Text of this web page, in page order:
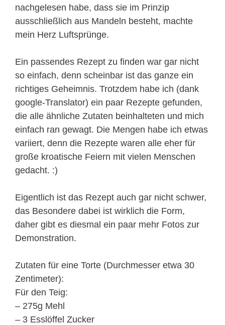
nachgelesen habe, dass sie im Prinzip
ausschließlich aus Mandeln besteht, machte
mein Herz Luftsprünge.
Ein passendes Rezept zu finden war gar nicht
so einfach, denn scheinbar ist das ganze ein
richtiges Geheimnis. Trotzdem habe ich (dank
google-Translator) ein paar Rezepte gefunden,
die alle ähnliche Zutaten beinhalteten und mich
einfach ran gewagt. Die Mengen habe ich etwas
variiert, denn die Rezepte waren alle eher für
große kroatische Feiern mit vielen Menschen
gedacht. :)
Eigentlich ist das Rezept auch gar nicht schwer,
das Besondere dabei ist wirklich die Form,
daher gibt es diesmal ein paar mehr Fotos zur
Demonstration.
Zutaten für eine Torte (Durchmesser etwa 30
Zentimeter):
Für den Teig:
– 275g Mehl
– 3 Esslöffel Zucker